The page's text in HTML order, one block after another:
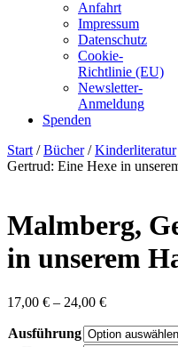
Anfahrt
Impressum
Datenschutz
Cookie-
Richtlinie (EU)
Newsletter-
Anmeldung
Spenden
Skip
to
Start /Bücher/Kinderliteratur
Gertrud: Eine Hexe in
Malmberg,
in unserem
17,00 € – 24,00 €Preisspanne:
bis
Ausführung